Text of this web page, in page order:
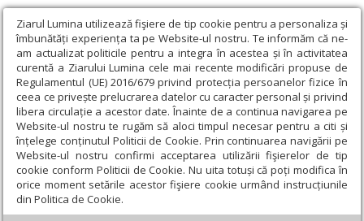
Ziarul Lumina utilizează fişiere de tip cookie pentru a personaliza și
îmbunătăți experiența ta pe Website-ul nostru. Te informăm că ne-
am actualizat politicile pentru a integra în acestea și în activitatea
curentă a Ziarului Lumina cele mai recente modificări propuse de
Regulamentul (UE) 2016/679 privind protecția persoanelor fizice în
ceea ce privește prelucrarea datelor cu caracter personal și privind
libera circulație a acestor date. Înainte de a continua navigarea pe
Website-ul nostru te rugăm să aloci timpul necesar pentru a citi și
înțelege conținutul Politicii de Cookie. Prin continuarea navigării pe
Website-ul nostru confirmi acceptarea utilizării fişierelor de tip
cookie conform Politicii de Cookie. Nu uita totuși că poți modifica în
orice moment setările acestor fişiere cookie urmând instrucțiunile
din Politica de Cookie.
Ziarul Lumina › Societate › Actualitate socială › Piaţă volantă în
Amzei
Piaţă volantă în Amzei